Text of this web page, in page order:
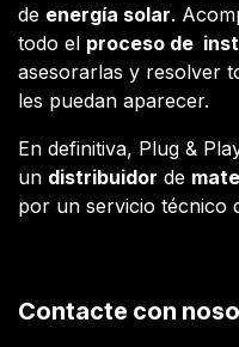
de energía solar.
todo el proceso de
asesorarlas y resolver
les puedan aparecer.
En definitiva, Plug &
un distribuidor de
por un servicio técnico
Contacte con